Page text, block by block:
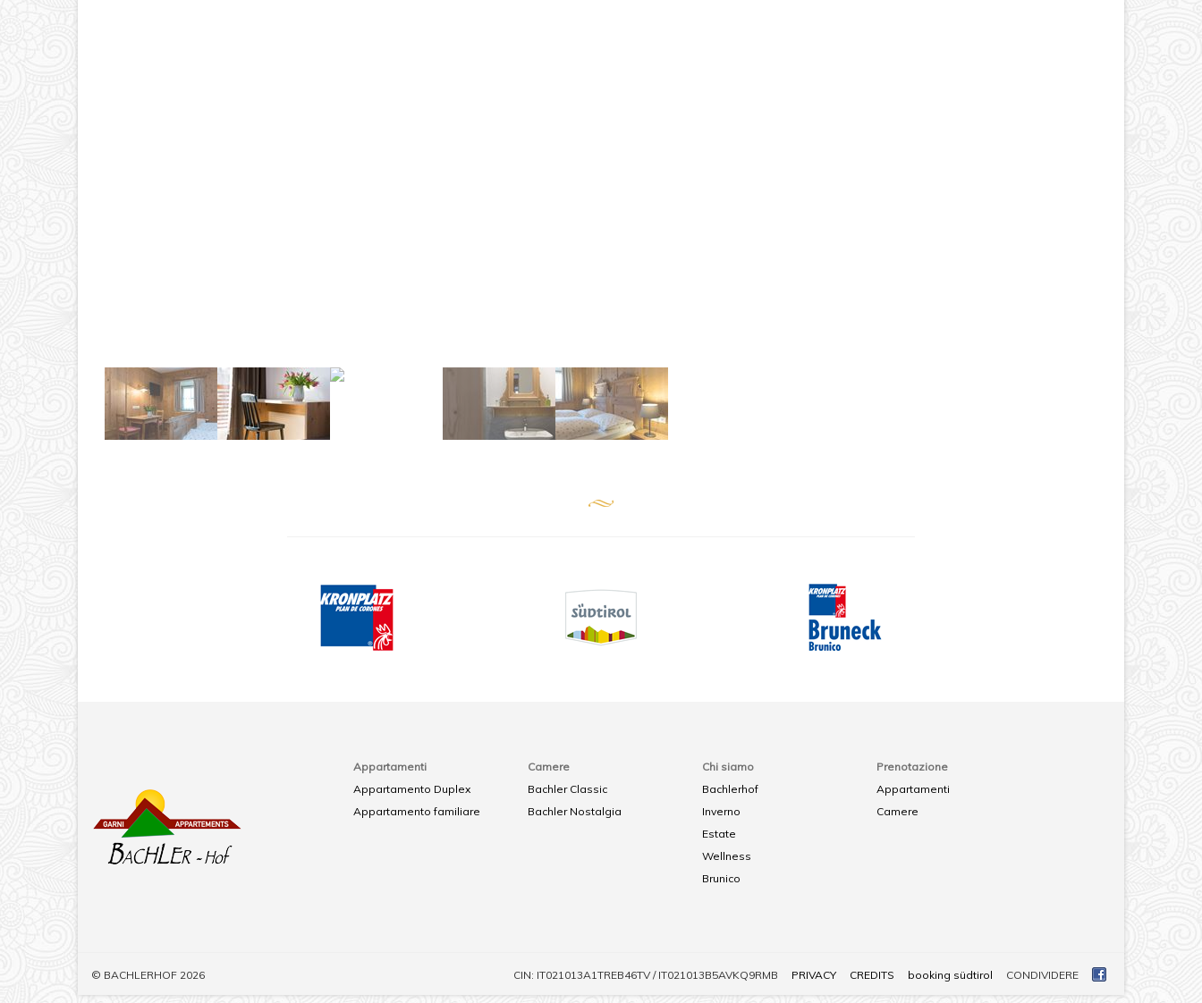
Appartamenti
Appartamento Duplex
Appartamento familiare
Camere
Bachler Classic
Bachler Nostalgia
Chi siamo
Bachlerhof
Inverno
Estate
Wellness
Brunico
Prenotazione
Appartamenti
Camere
© BACHLERHOF 2026 CIN: IT021013A1TREB46TV / IT021013B5AVKQ9RMB PRIVACY CREDITS booking südtirol CONDIVIDERE